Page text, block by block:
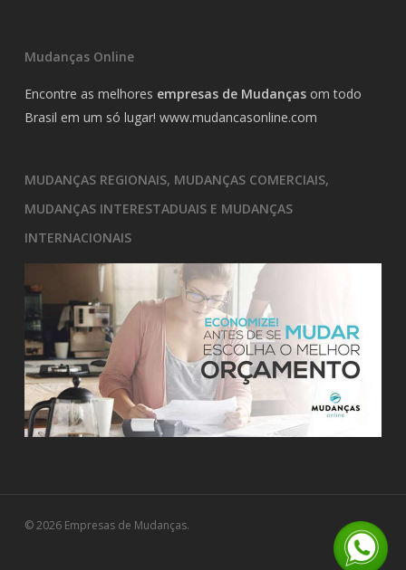
Mudanças Online
Encontre as melhores empresas de Mudançasom todo
Brasil em um só lugar! www.mudancasonline.com
MUDANÇAS REGIONAIS, MUDANÇAS COMERCIAIS,
MUDANÇAS INTERESTADUAIS E MUDANÇAS
INTERNACIONAIS
© 2026 Empresas de Mudanças.